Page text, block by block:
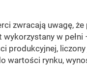
zwracają uwagę, że
wykorzystany w
produkcyjnej,
wartości rynku,